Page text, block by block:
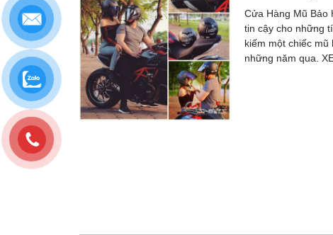
Cửa Hàng Mũ Bảo
tin cậy cho những
kiếm một chiếc
những năm qua.